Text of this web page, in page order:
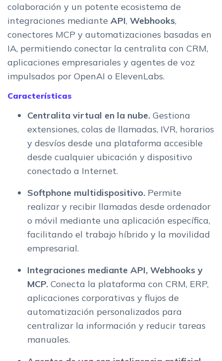
colaboración y un potente ecosistema de
integraciones mediante API, Webhooks,
conectores MCP y automatizaciones basadas en
IA, permitiendo conectar la centralita con CRM,
aplicaciones empresariales y agentes de voz
impulsados por OpenAI o ElevenLabs.
Características
Centralita virtual en la nube. Gestiona
extensiones, colas de llamadas, IVR, horarios
y desvíos desde una plataforma accesible
desde cualquier ubicación y dispositivo
conectado a Internet.
Softphone multidispositivo. Permite
realizar y recibir llamadas desde ordenador
o móvil mediante una aplicación específica,
facilitando el trabajo híbrido y la movilidad
empresarial.
Integraciones mediante API, Webhooks y
MCP. Conecta la plataforma con CRM, ERP,
aplicaciones corporativas y flujos de
automatización personalizados para
centralizar la información y reducir tareas
manuales.